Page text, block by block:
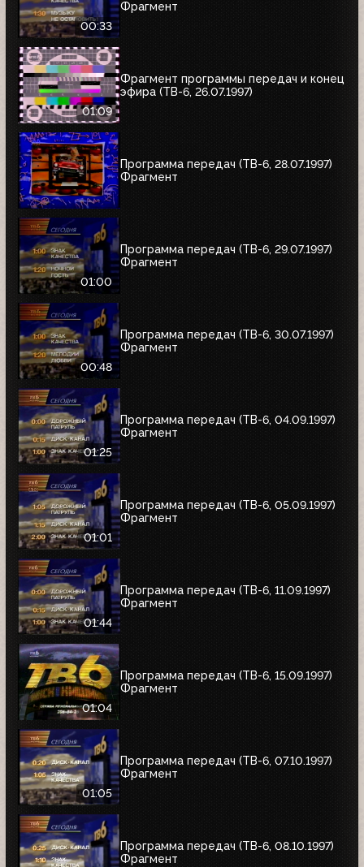
00:33
Фрагмент
01:09
Фрагмент программы передач и конец
эфира (ТВ-6, 26.07.1997)
Программа передач (ТВ-6, 28.07.1997)
Фрагмент
01:00
Программа передач (ТВ-6, 29.07.1997)
Фрагмент
00:48
Программа передач (ТВ-6, 30.07.1997)
Фрагмент
01:25
Программа передач (ТВ-6, 04.09.1997)
Фрагмент
01:01
Программа передач (ТВ-6, 05.09.1997)
Фрагмент
01:44
Программа передач (ТВ-6, 11.09.1997)
Фрагмент
01:04
Программа передач (ТВ-6, 15.09.1997)
Фрагмент
01:05
Программа передач (ТВ-6, 07.10.1997)
Фрагмент
Программа передач (ТВ-6, 08.10.1997)
Фрагмент